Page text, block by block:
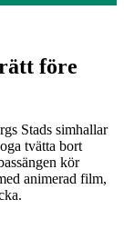
före
Stads simhallar
tvätta bort
kör
animerad film,